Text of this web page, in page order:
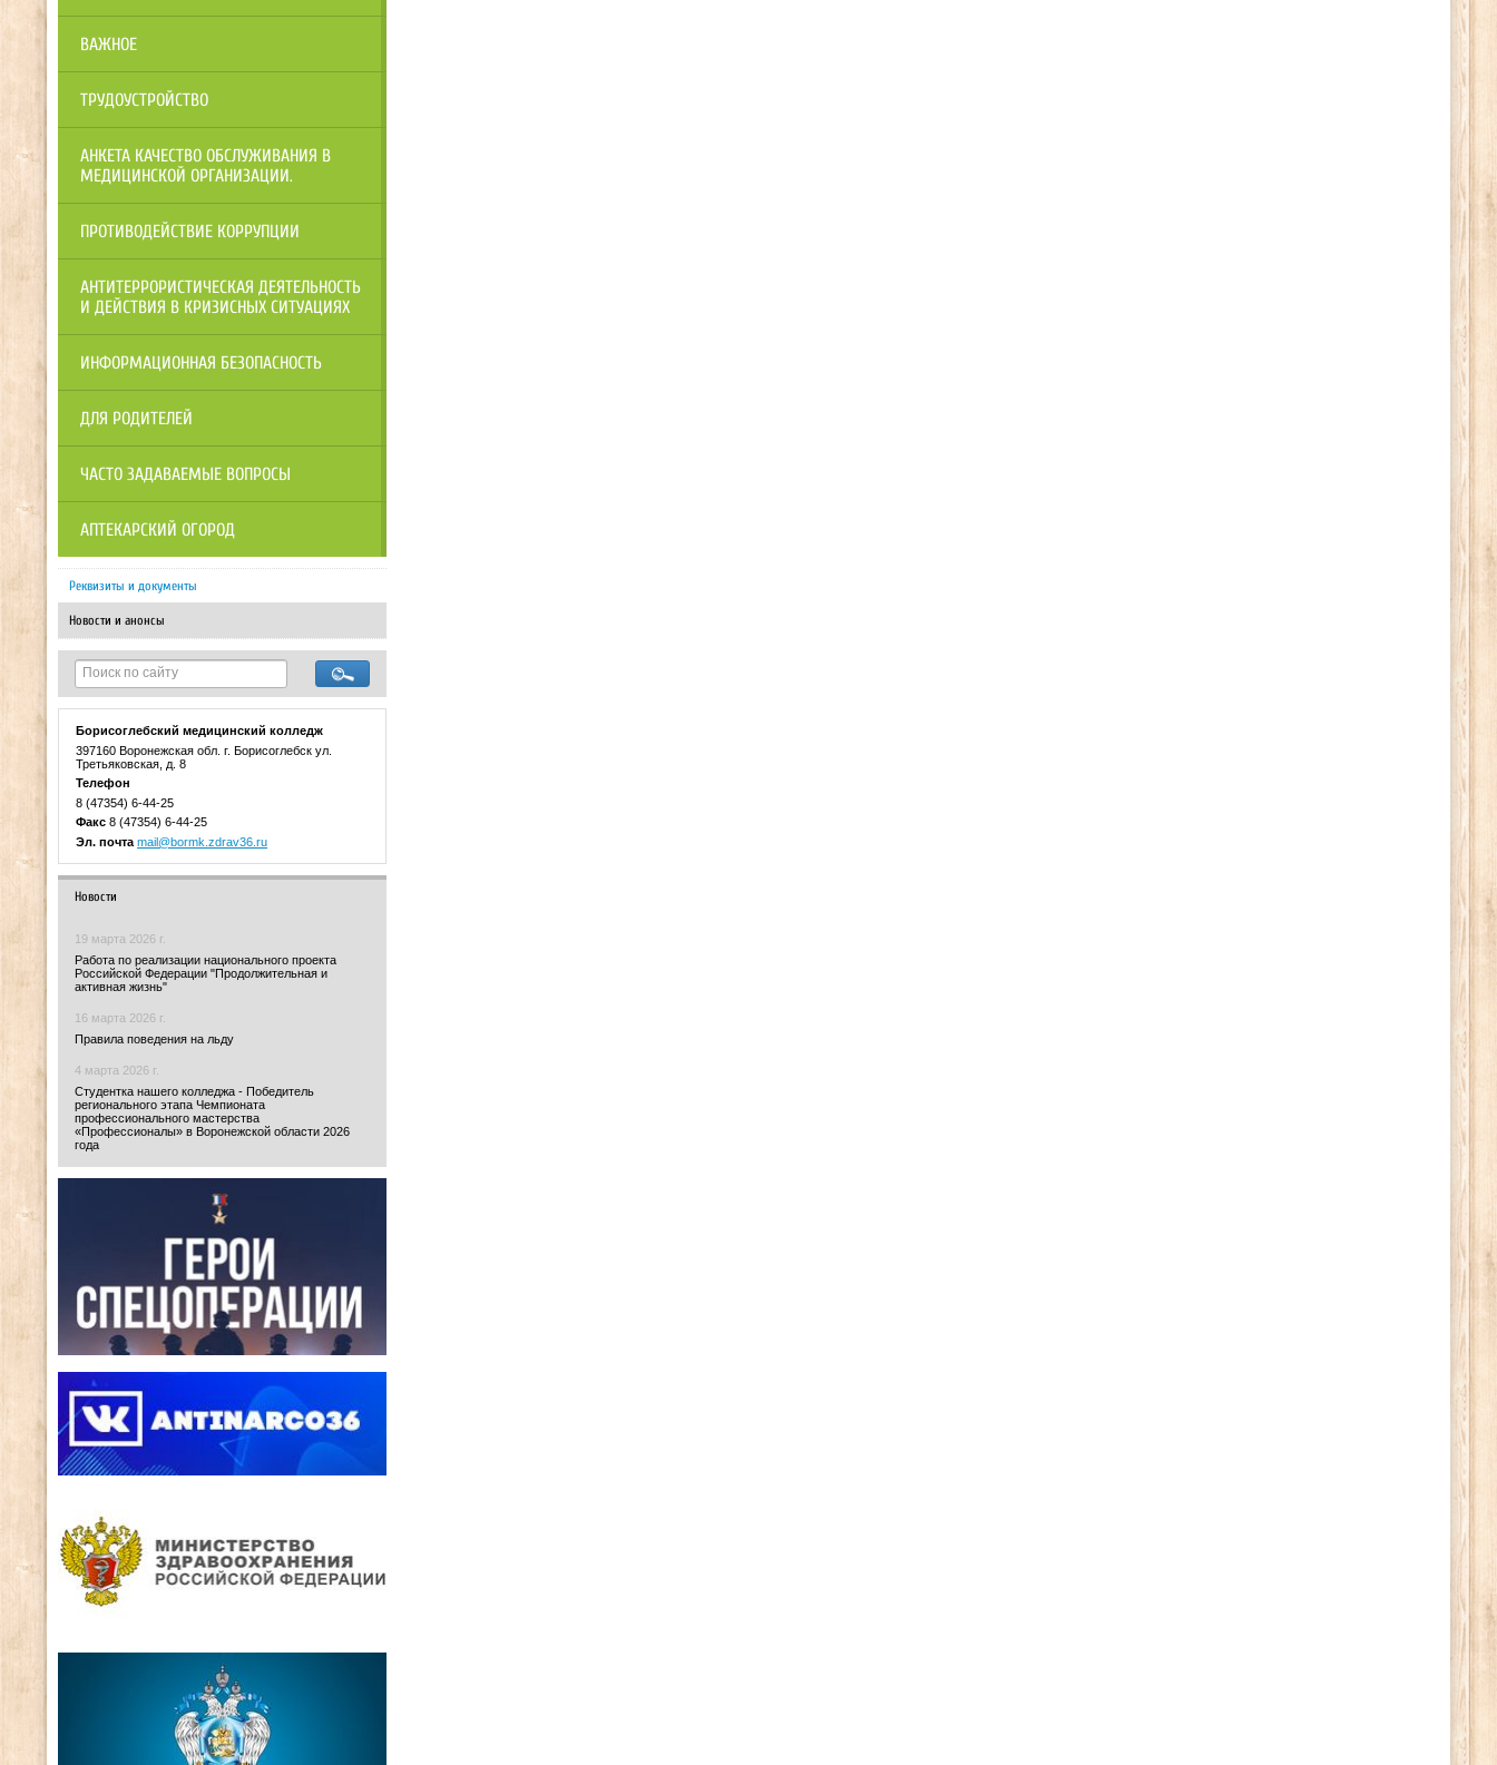
ВАЖНОЕ
ТРУДОУСТРОЙСТВО
АНКЕТА КАЧЕСТВО ОБСЛУЖИВАНИЯ В
МЕДИЦИНСКОЙ ОРГАНИЗАЦИИ.
ПРОТИВОДЕЙСТВИЕ КОРРУПЦИИ
АНТИТЕРРОРИСТИЧЕСКАЯ ДЕЯТЕЛЬНОСТЬ
И ДЕЙСТВИЯ В КРИЗИСНЫХ СИТУАЦИЯХ
ИНФОРМАЦИОННАЯ БЕЗОПАСНОСТЬ
ДЛЯ РОДИТЕЛЕЙ
ЧАСТО ЗАДАВАЕМЫЕ ВОПРОСЫ
АПТЕКАРСКИЙ ОГОРОД
Реквизиты и документы
Новости и анонсы
Борисоглебский медицинский колледж
397160 Воронежская обл. г. Борисоглебск ул.
Третьяковская, д. 8
Телефон
8 (47354) 6-44-25
Факс 8 (47354) 6-44-25
Эл. почта mail@bormk.zdrav36.ru
Новости
19 марта 2026 г.
Работа по реализации национального проекта
Российской Федерации "Продолжительная и
активная жизнь"
16 марта 2026 г.
Правила поведения на льду
4 марта 2026 г.
Студентка нашего колледжа - Победитель
регионального этапа Чемпионата
профессионального мастерства
«Профессионалы» в Воронежской области 2026
года